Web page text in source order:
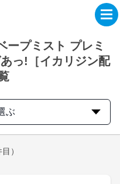
ープミスト プレミ
っ!［イカリジン配
ぶ
）